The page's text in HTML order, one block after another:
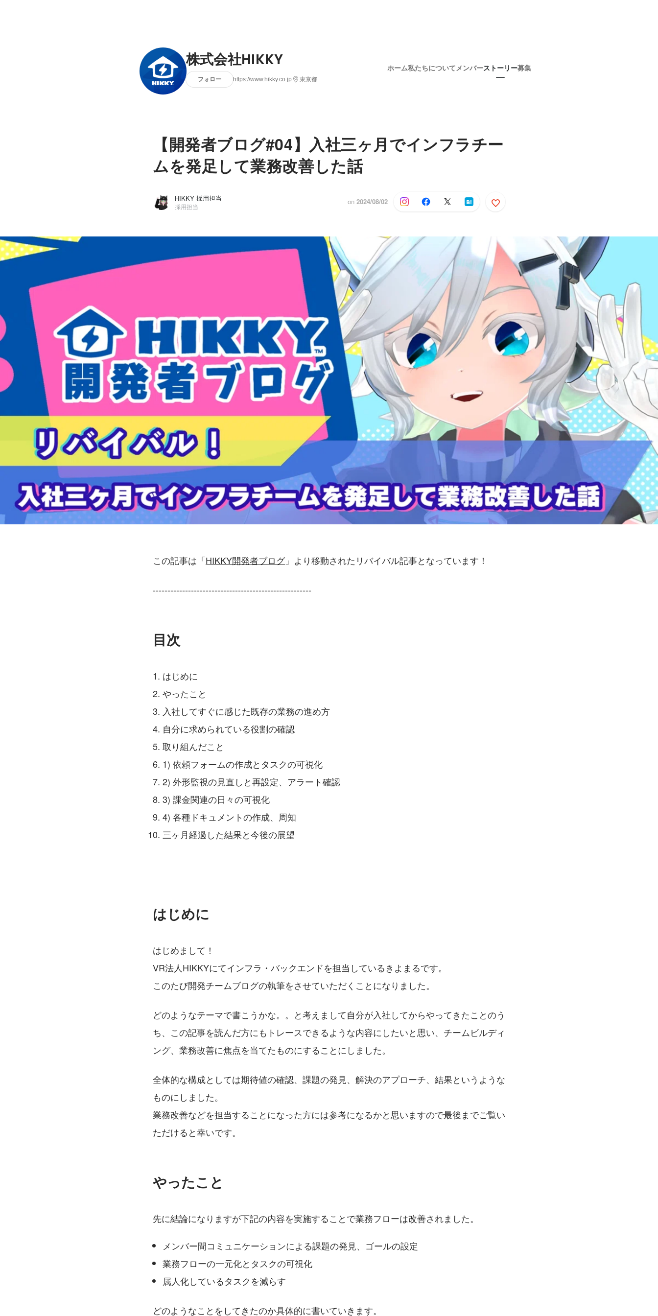
株式会社HIKKY
フォロー https://www.hikky.co.jp 東京都
ホーム私たちについて メンバーストーリー募集
【開発者ブログ#04】入社三ヶ月でインフラチー
ムを発足して業務改善した話
HIKKY 採用担当
採用担当
on 2024/08/02
この記事は「HIKKY開発者ブログ」より移動されたリバイバル記事となっています！
------------------------------------------------------
目次
はじめに
やったこと
入社してすぐに感じた既存の業務の進め方
自分に求められている役割の確認
取り組んだこと
1) 依頼フォームの作成とタスクの可視化
2) 外形監視の見直しと再設定、アラート確認
3) 課金関連の日々の可視化
4) 各種ドキュメントの作成、周知
三ヶ月経過した結果と今後の展望
はじめに
はじめまして！
VR法人HIKKYにてインフラ・バックエンドを担当しているきよまるです。
このたび開発チームブログの執筆をさせていただくことになりました。
どのようなテーマで書こうかな。。と考えまして自分が入社してからやってきたことのう
ち、この記事を読んだ方にもトレースできるような内容にしたいと思い、チームビルディ
ング、業務改善に焦点を当てたものにすることにしました。
全体的な構成としては期待値の確認、課題の発見、解決のアプローチ、結果というような
ものにしました。
業務改善などを担当することになった方には参考になるかと思いますので最後までご覧い
ただけると幸いです。
やったこと
先に結論になりますが下記の内容を実施することで業務フローは改善されました。
メンバー間コミュニケーションによる課題の発見、ゴールの設定
業務フローの一元化とタスクの可視化
属人化しているタスクを減らす
どのようなことをしてきたのか具体的に書いていきます。
HIKKY 採用担当
株式会社HIKKY / 採用担当